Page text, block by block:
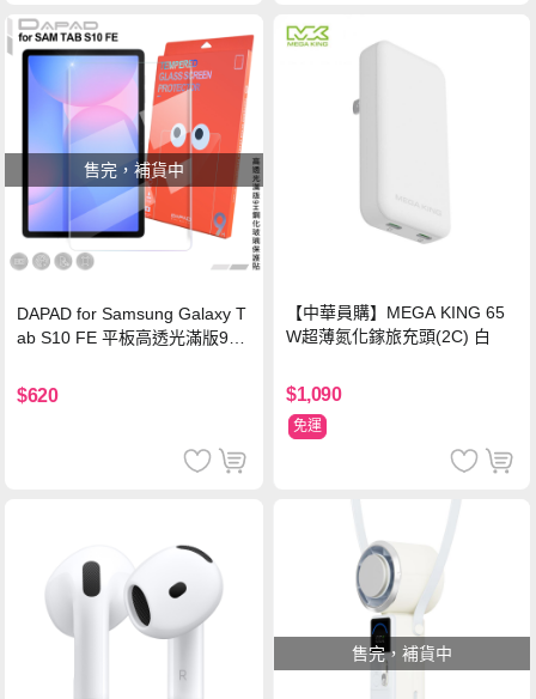
售完，補貨中
DAPAD for Samsung Galaxy T
ab S10 FE 平板高透光滿版9H
$620
【中華員購】MEGA KING 65
W超薄氮化鎵旅充頭(2C) 白
$1,090
免運
售完，補貨中